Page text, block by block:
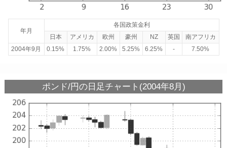
年月
各国政策金利
日本
アメリカ 欧州 豪州 NZ 英国
南アフリカ
2004年9月
0.15% 1.75% 2.00% 5.25% 6.25% - 7.50%
ポンド/円の日足チャート(2004年8月)